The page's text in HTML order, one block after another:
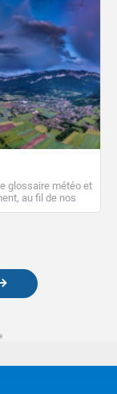
glossaire météo et
au fil de nos
utiles vers nos